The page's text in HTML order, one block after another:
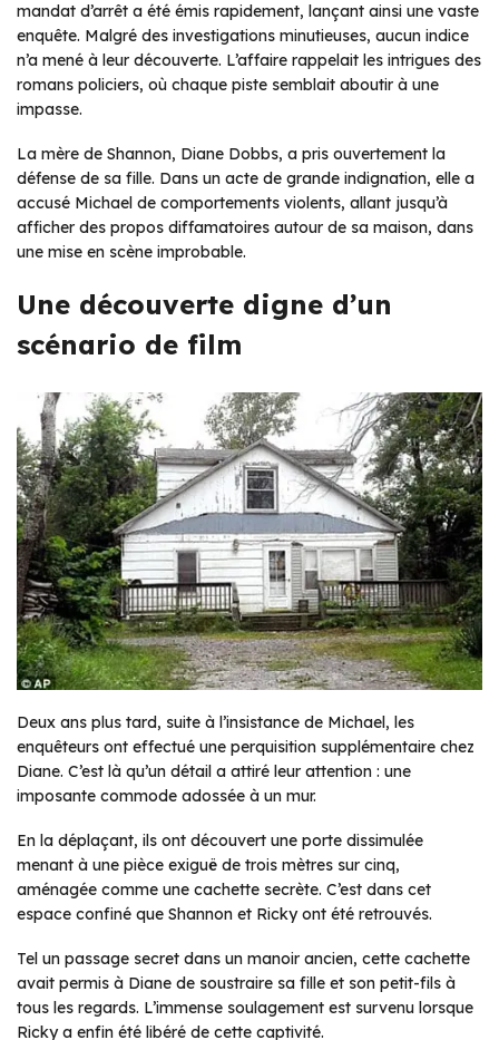
mandat d’arrêt a été émis rapidement, lançant ainsi une vaste
enquête. Malgré des investigations minutieuses, aucun indice
n’a mené à leur découverte. L’affaire rappelait les intrigues des
romans policiers, où chaque piste semblait aboutir à une
impasse.
La mère de Shannon, Diane Dobbs, a pris ouvertement la
défense de sa fille. Dans un acte de grande indignation, elle a
accusé Michael de comportements violents, allant jusqu’à
afficher des propos diffamatoires autour de sa maison, dans
une mise en scène improbable.
Une découverte digne d’un
scénario de film
Deux ans plus tard, suite à l’insistance de Michael, les
enquêteurs ont effectué une perquisition supplémentaire chez
Diane. C’est là qu’un détail a attiré leur attention : une
imposante commode adossée à un mur.
En la déplaçant, ils ont découvert une porte dissimulée
menant à une pièce exiguë de trois mètres sur cinq,
aménagée comme une cachette secrète. C’est dans cet
espace confiné que Shannon et Ricky ont été retrouvés.
Tel un passage secret dans un manoir ancien, cette cachette
avait permis à Diane de soustraire sa fille et son petit-fils à
tous les regards. L’immense soulagement est survenu lorsque
Ricky a enfin été libéré de cette captivité.